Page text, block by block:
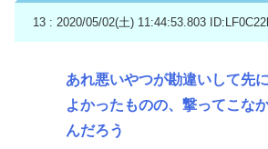
13 : 2020/05/02(土) 11:44:53.803
あれ悪いやつが勘違いして先
よかったものの、撃ってこな
んだろう